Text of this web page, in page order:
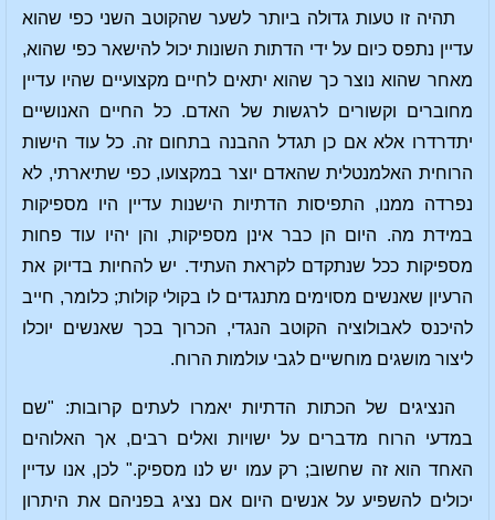
תהיה זו טעות גדולה ביותר לשער שהקוטב השני כפי שהוא
עדיין נתפס כיום על ידי הדתות השונות יכול להישאר כפי שהוא,
מאחר שהוא נוצר כך שהוא יתאים לחיים מקצועיים שהיו עדיין
מחוברים וקשורים לרגשות של האדם. כל החיים האנושיים
יתדרדרו אלא אם כן תגדל ההבנה בתחום זה. כל עוד הישות
הרוחית האלמנטלית שהאדם יוצר במקצועו, כפי שתיארתי, לא
נפרדה ממנו, התפיסות הדתיות הישנות עדיין היו מספיקות
במידת מה. היום הן כבר אינן מספיקות, והן יהיו עוד פחות
מספיקות ככל שנתקדם לקראת העתיד. יש להחיות בדיוק את
הרעיון שאנשים מסוימים מתנגדים לו בקולי קולות; כלומר, חייב
להיכנס לאבולוציה הקוטב הנגדי, הכרוך בכך שאנשים יוכלו
ליצור מושגים מוחשיים לגבי עולמות הרוח.
הנציגים של הכתות הדתיות יאמרו לעתים קרובות: "שם
במדעי הרוח מדברים על ישויות ואלים רבים, אך האלוהים
האחד הוא זה שחשוב; רק עמו יש לנו מספיק." לכן, אנו עדיין
יכולים להשפיע על אנשים היום אם נציג בפניהם את היתרון